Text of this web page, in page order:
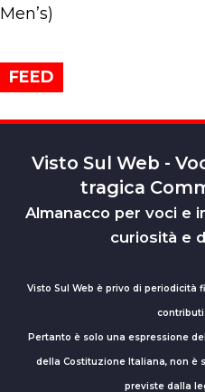
Men’s)
FEED
Visto Sul Web -
tragica
Almanacco per voci e
curiosità e
Visto Sul Web è privo di periodicità
Pertanto è solo una espressione
della Costituzione Italiana, non è
previste dalla